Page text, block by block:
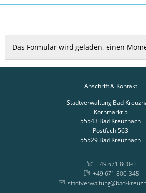
Feedback
Das Formular wird geladen, einen
Anschrift & Kontakt
Stadtverwaltung Bad
Kornmarkt 5
55543 Bad Kreuznach
Postfach 563
55529 Bad Kreuznach
+49 671 800-0
+49 671 800-345
stadtverwaltung@bad-